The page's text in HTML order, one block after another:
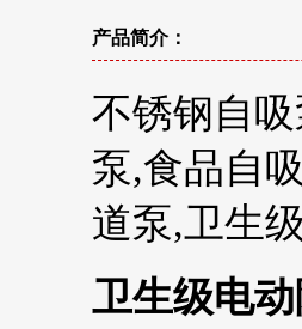
产品简介：
不锈钢自
泵,食品自
道泵,卫生
卫生级电